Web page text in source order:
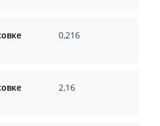
0,216
2,16